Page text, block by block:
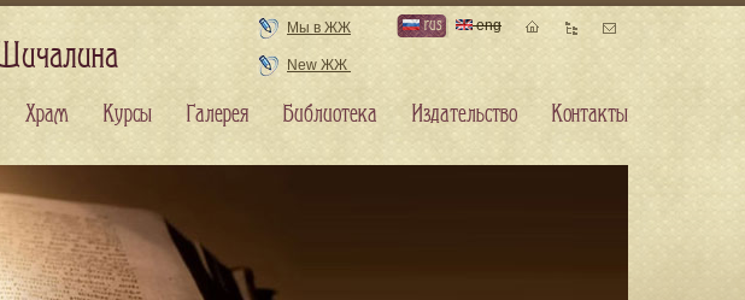
Мы в ЖЖ
New ЖЖ
rus eng
Храм Курсы Галерея Библиотека Издательство Контакты